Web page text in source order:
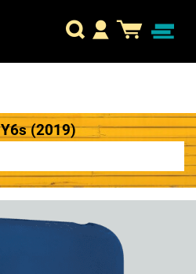
Y6s (2019)